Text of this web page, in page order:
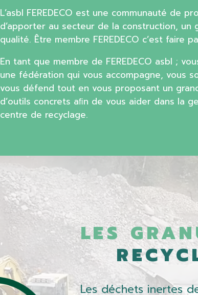
L’asbl FEREDECO est une communauté de
d’apporter au secteur de la construction, un
qualité. Être membre FEREDECO c’est faire
En tant que membre de FEREDECO asbl ;
une fédération qui vous accompagne, vous
vous défend tout en vous proposant un
d’outils concrets aﬁn de vous aider dans la
centre de recyclage.
LES
Les déchets inertes